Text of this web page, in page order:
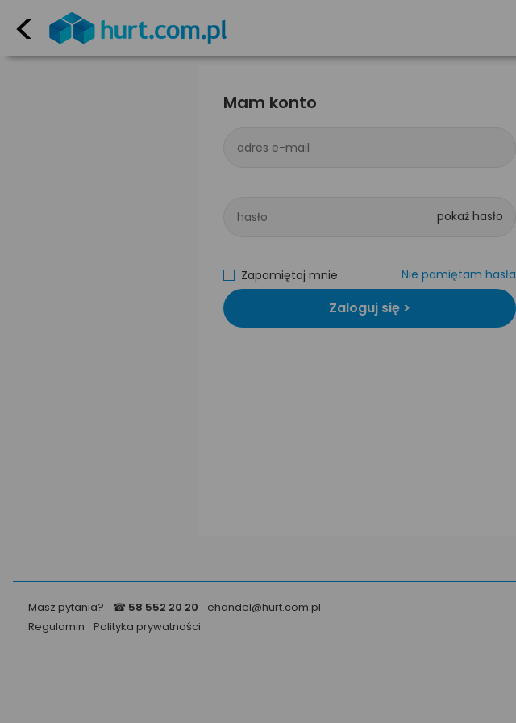
<
Mam konto
adres e-mail
hasło
Zapamiętaj mnie Nie pamiętam hasła
Masz pytania? ☎ 58 552 20 20
ehandel@hurt.com.pl
Regulamin
Polityka prywatności